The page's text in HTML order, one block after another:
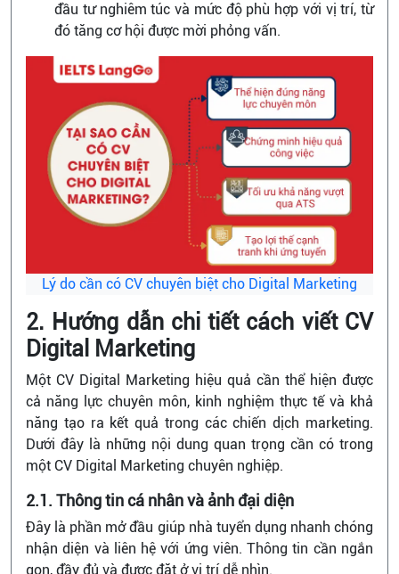
đầu tư nghiêm túc và mức độ phù hợp với vị trí, từ
đó tăng cơ hội được mời phỏng vấn.
Lý do cần có CV chuyên biệt cho Digital Marketing
2. Hướng dẫn chi tiết cách viết CV
Digital Marketing
Một CV Digital Marketing hiệu quả cần thể hiện được
cả năng lực chuyên môn, kinh nghiệm thực tế và khả
năng tạo ra kết quả trong các chiến dịch marketing.
Dưới đây là những nội dung quan trọng cần có trong
một CV Digital Marketing chuyên nghiệp.
2.1. Thông tin cá nhân và ảnh đại diện
Đây là phần mở đầu giúp nhà tuyển dụng nhanh chóng
nhận diện và liên hệ với ứng viên. Thông tin cần ngắn
gọn, đầy đủ và được đặt ở vị trí dễ nhìn.